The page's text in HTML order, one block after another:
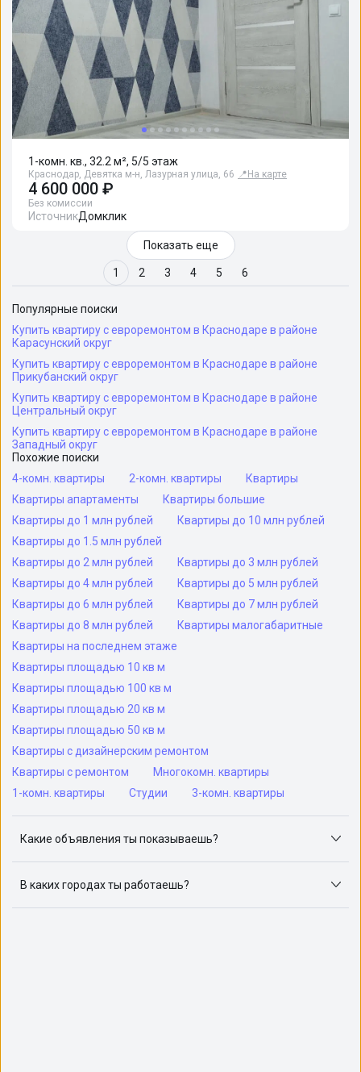
1-комн. кв., 32.2 м², 5/5 этаж
Краснодар, Девятка м-н, Лазурная улица, 66 📍 На карте
4 600 000 ₽
Без комиссии
ИсточникДомклик
Показать еще
1 2 3 4 5 6
Популярные поиски
Купить квартиру с евроремонтом в Краснодаре в районе
Карасунский округ
Купить квартиру с евроремонтом в Краснодаре в районе
Прикубанский округ
Купить квартиру с евроремонтом в Краснодаре в районе
Центральный округ
Купить квартиру с евроремонтом в Краснодаре в районе
Западный округ
Похожие поиски
4-комн. квартиры
2-комн. квартиры
Квартиры
Квартиры апартаменты
Квартиры большие
Квартиры до 1 млн рублей
Квартиры до 10 млн рублей
Квартиры до 1.5 млн рублей
Квартиры до 2 млн рублей
Квартиры до 3 млн рублей
Квартиры до 4 млн рублей
Квартиры до 5 млн рублей
Квартиры до 6 млн рублей
Квартиры до 7 млн рублей
Квартиры до 8 млн рублей
Квартиры малогабаритные
Квартиры на последнем этаже
Квартиры площадью 10 кв м
Квартиры площадью 100 кв м
Квартиры площадью 20 кв м
Квартиры площадью 50 кв м
Квартиры с дизайнерским ремонтом
Квартиры с ремонтом
Многокомн. квартиры
1-комн. квартиры
Студии 3-комн. квартиры
Какие объявления ты показываешь?
объявлений: ЦИАН, Домклик, Яндекс.Недвижимость,
Авито, Самолет.Плюс.
В каких городах ты работаешь?